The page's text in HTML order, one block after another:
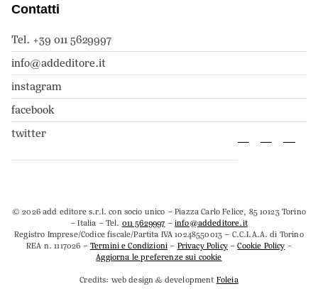
Contatti
Tel. +39 011 5629997
info@addeditore.it
instagram
facebook
twitter
© 2026 add editore s.r.l. con socio unico – Piazza Carlo Felice, 85 10123 Torino
– Italia – Tel. 011 5629997 –info@addeditore.it
Registro Imprese/Codice fiscale/Partita IVA 10248550013 – C.C.I.A.A. di Torino
REA n. 1117026 –Termini e Condizioni – Privacy Policy–Cookie Policy -
Aggiorna le preferenze sui cookie
Credits: web design & development Foleia